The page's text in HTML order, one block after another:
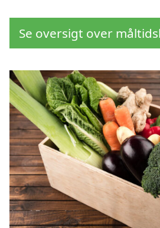
Se oversigt over